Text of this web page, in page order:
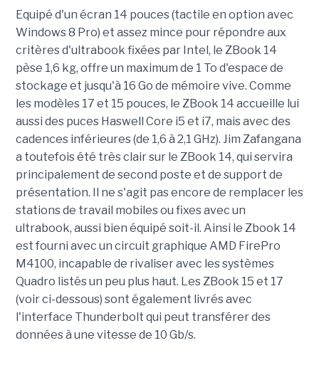
Equipé d'un écran 14 pouces (tactile en option avec
Windows 8 Pro) et assez mince pour répondre aux
critères d'ultrabook fixées par Intel, le ZBook 14
pèse 1,6 kg, offre un maximum de 1 To d'espace de
stockage et jusqu'à 16 Go de mémoire vive. Comme
les modèles 17 et 15 pouces, le ZBook 14 accueille lui
aussi des puces Haswell Core i5 et i7, mais avec des
cadences inférieures (de 1,6 à 2,1 GHz). Jim Zafangana
a toutefois été très clair sur le ZBook 14, qui servira
principalement de second poste et de support de
présentation. Il ne s'agit pas encore de remplacer les
stations de travail mobiles ou fixes avec un
ultrabook, aussi bien équipé soit-il. Ainsi le Zbook 14
est fourni avec un circuit graphique AMD FirePro
M4100, incapable de rivaliser avec les systèmes
Quadro listés un peu plus haut. Les ZBook 15 et 17
(voir ci-dessous) sont également livrés avec
l'interface Thunderbolt qui peut transférer des
données à une vitesse de 10 Gb/s.